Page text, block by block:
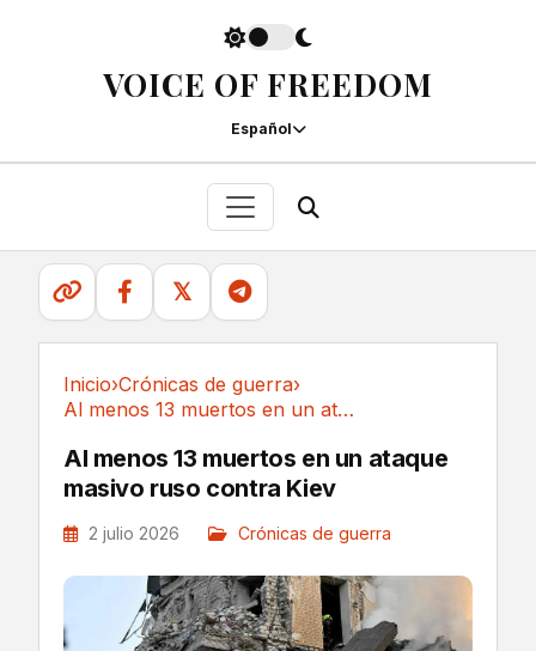
VOICE OF FREEDOM
Español
𝕏
Inicio›Crónicas de guerra›
Al menos 13 muertos en un ataque masivo ruso...
Al menos 13 muertos en un ataque
masivo ruso contra Kiev
2 julio 2026 Crónicas de guerra